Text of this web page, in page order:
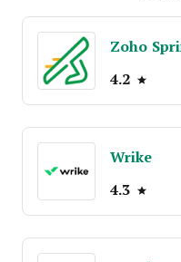
Zoho
4.2
Wrike
4.3